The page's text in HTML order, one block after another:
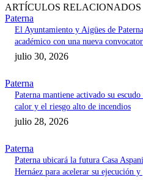
ARTÍCULOS RELACIONADOS
Paterna
El Ayuntamiento y Aigües de
académico con una nueva
julio 30, 2026
Paterna
Paterna mantiene activado su
calor y el riesgo alto de incendios
julio 28, 2026
Paterna
Paterna ubicará la futura Casa
Hernáez para acelerar su ejecución